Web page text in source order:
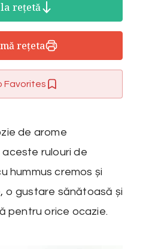
rețetă
rețeta
Favorites
de arome
rulouri de
hummus cremos și
o gustare sănătoasă și
pentru orice ocazie.